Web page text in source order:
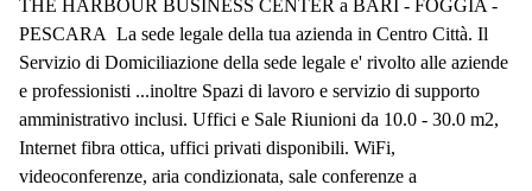
Centers
a Como
THE HARBOUR BUSINESS CENTER a BARI - FOGGIA -
PESCARA La sede legale della tua azienda in Centro Città. Il
Servizio di Domiciliazione della sede legale e' rivolto alle aziende
e professionisti ...inoltre Spazi di lavoro e servizio di supporto
amministrativo inclusi. Uffici e Sale Riunioni da 10.0 - 30.0 m2,
Internet fibra ottica, uffici privati disponibili. WiFi,
videoconferenze, aria condizionata, sale conferenze a